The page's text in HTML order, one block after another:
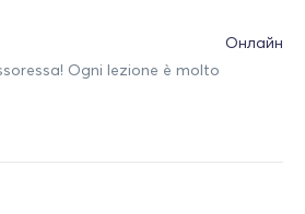
Онлайн
Ogni lezione è molto